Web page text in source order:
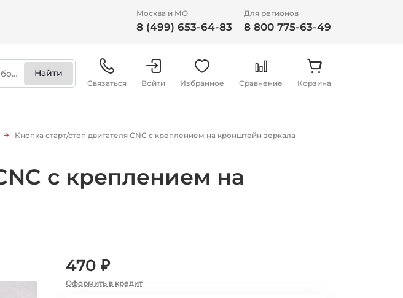
Москва и МО
8 (499) 653-64-83
Для регионов
8 800 775-63-49
Связаться Войти Избранное Сравнение Корзина
Кнопка старт/стоп двигателя CNC с креплением на кронштейн зеркала
с креплением на
470 ₽
Оформить в кредит